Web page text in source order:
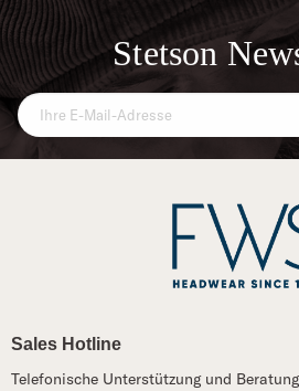
Stetson
Sales Hotline
Telefonische Unterstützung und